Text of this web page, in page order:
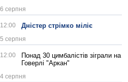
6 серпня
12:00 Дністер стрімко міліє
5 серпня
12:00
Понад 30 цимбалістів зіграли на
Говерлі "Аркан"
4 серпня